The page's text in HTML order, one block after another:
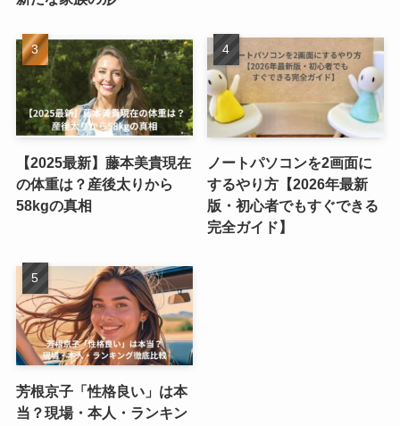
【2025最新】藤本美貴現在
の体重は？産後太りから
58kgの真相
ノートパソコンを2画面に
するやり方【2026年最新
版・初心者でもすぐできる
完全ガイド】
芳根京子「性格良い」は本
当？現場・本人・ランキン